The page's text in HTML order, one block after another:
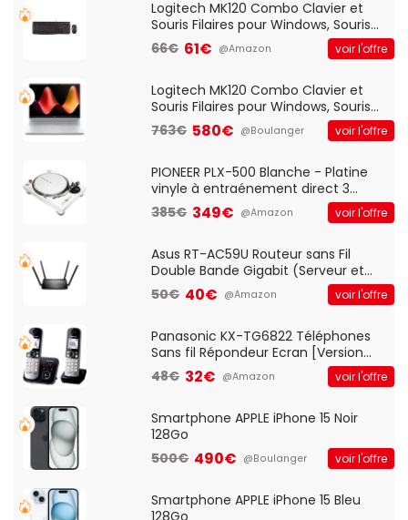
Logitech MK120 Combo Clavier et
Souris Filaires pour Windows, Souris
Optique Filaire, Connexion USB Plug
And Play, Confortable, Taille
QWERTY UK - Noir
66€ 61€ @Amazon voir l'offre
Logitech MK120 Combo Clavier et
Souris Filaires pour Windows, Souris
Optique Filaire, Connexion USB Plug
And Play, Confortable, Taille
QWERTY UK - Noir
763€ 580€ @Boulanger voir l'offre
PIONEER PLX-500 Blanche - Platine
vinyle à entraénement direct 3
vitesses (33-45-78 trs/min) avec
pre-ampli intégré et port USB
385€ 349€ @Amazon voir l'offre
Asus RT-AC59U Routeur sans Fil
Double Bande Gigabit (Serveur et
Client VPN, Triple Vlan, Mode Point
d'accès et Bridge, contrôle Parental,
50€ 40€ @Amazon voir l'offre
Panasonic KX-TG6822 Téléphones
Sans fil Répondeur Ecran [Version
Française]
48€ 32€ @Amazon voir l'offre
Smartphone APPLE iPhone 15 Noir
128Go
500€ 490€ @Boulanger voir l'offre
Smartphone APPLE iPhone 15 Bleu
128Go